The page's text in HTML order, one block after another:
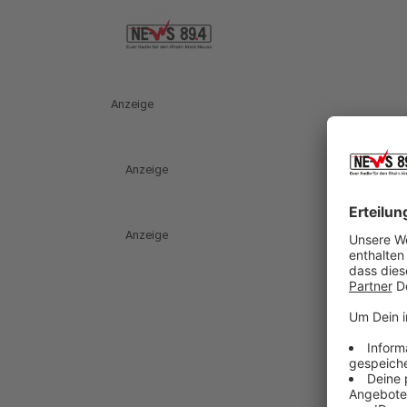
Anzeige
Anzeige
Anzeige